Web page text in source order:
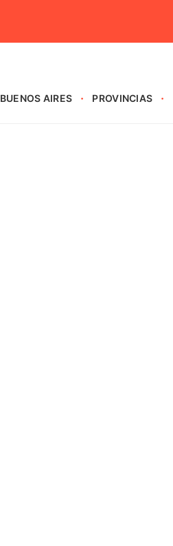
BUENOS AIRES PROVINCIAS